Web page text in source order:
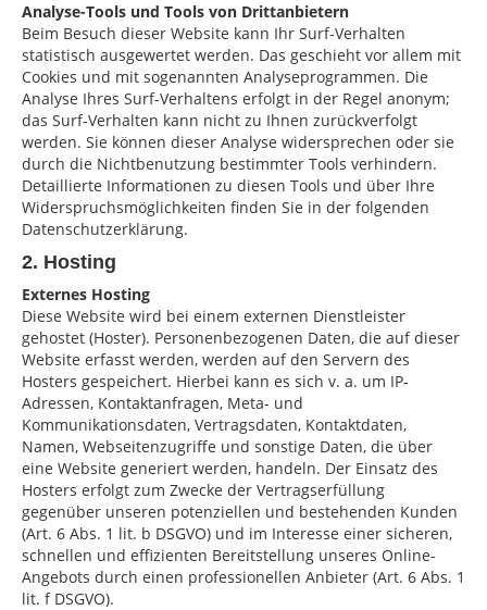
Analyse-Tools und Tools von Drittanbietern
Beim Besuch dieser Website kann Ihr Surf-Verhalten
statistisch ausgewertet werden. Das geschieht vor allem mit
Cookies und mit sogenannten Analyseprogrammen. Die
Analyse Ihres Surf-Verhaltens erfolgt in der Regel anonym;
das Surf-Verhalten kann nicht zu Ihnen zurückverfolgt
werden. Sie können dieser Analyse widersprechen oder sie
durch die Nichtbenutzung bestimmter Tools verhindern.
Detaillierte Informationen zu diesen Tools und über Ihre
Widerspruchsmöglichkeiten finden Sie in der folgenden
Datenschutzerklärung.
2. Hosting
Externes Hosting
Diese Website wird bei einem externen Dienstleister
gehostet (Hoster). Personenbezogenen Daten, die auf dieser
Website erfasst werden, werden auf den Servern des
Hosters gespeichert. Hierbei kann es sich v. a. um IP-
Adressen, Kontaktanfragen, Meta- und
Kommunikationsdaten, Vertragsdaten, Kontaktdaten,
Namen, Webseitenzugriffe und sonstige Daten, die über
eine Website generiert werden, handeln. Der Einsatz des
Hosters erfolgt zum Zwecke der Vertragserfüllung
gegenüber unseren potenziellen und bestehenden Kunden
(Art. 6 Abs. 1 lit. b DSGVO) und im Interesse einer sicheren,
schnellen und effizienten Bereitstellung unseres Online-
Angebots durch einen professionellen Anbieter (Art. 6 Abs. 1
lit. f DSGVO).